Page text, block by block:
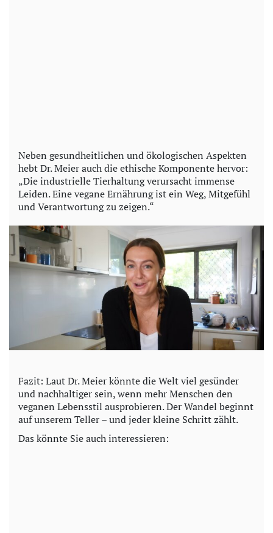
Neben gesundheitlichen und ökologischen Aspekten
hebt Dr. Meier auch die ethische Komponente hervor:
„Die industrielle Tierhaltung verursacht immense
Leiden. Eine vegane Ernährung ist ein Weg, Mitgefühl
und Verantwortung zu zeigen.“
Fazit: Laut Dr. Meier könnte die Welt viel gesünder
und nachhaltiger sein, wenn mehr Menschen den
veganen Lebensstil ausprobieren. Der Wandel beginnt
auf unserem Teller – und jeder kleine Schritt zählt.
Das könnte Sie auch interessieren: